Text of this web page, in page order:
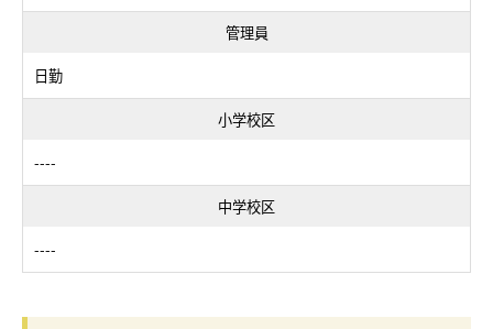
管理員
日勤
小学校区
----
中学校区
----